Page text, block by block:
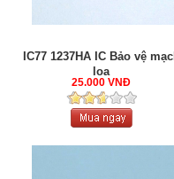
IC77 1237HA IC Bảo vệ
loa
25.000 VNĐ